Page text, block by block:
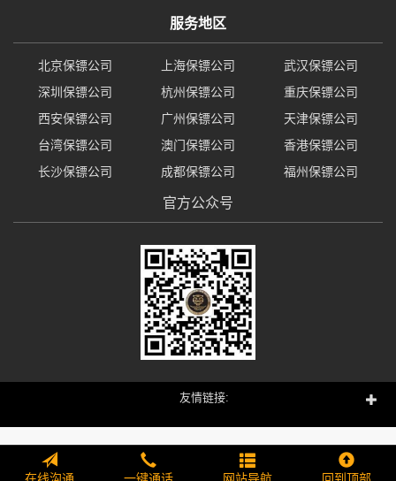
服务地区
北京保镖公司 上海保镖公司
武汉保镖公司
深圳保镖公司
杭州保镖公司
重庆保镖公司
西安保镖公司
广州保镖公司
天津保镖公司
台湾保镖公司
澳门保镖公司
香港保镖公司
长沙保镖公司
成都保镖公司 福州保镖公司
官方公众号
友情链接: